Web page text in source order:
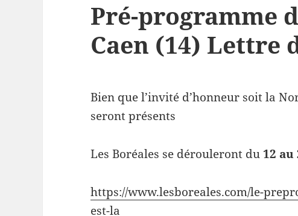
Pré-programme
Caen (14) Lettre
Bien que l’invité d’honneur soit la
seront présents
Les Boréales se dérouleront du 12
https://www.lesboreales.com/le-
est-la